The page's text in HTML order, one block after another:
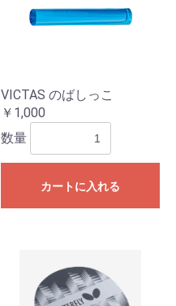
VICTAS のばしっこ
￥1,000
数量
カートに入れる